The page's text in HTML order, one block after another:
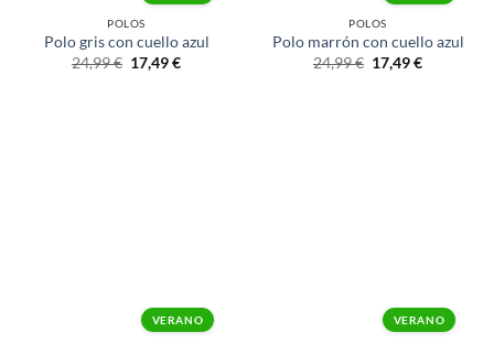
POLOS
Polo gris con cuello azul
24,99€ 17,49€
POLOS
Polo marrón con cuello azul
24,99€ 17,49€
VERANO VERANO